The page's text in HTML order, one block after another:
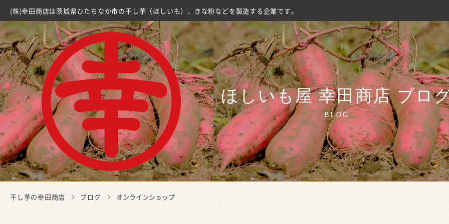
(株)幸田商店は茨城県ひたちなか市の干し芋（ほしいも）、きな粉などを製造する企業です。
ほしいも屋 幸田商店 ブロ
BLOG
干し芋の幸田商店 ブログ オンラインショップ